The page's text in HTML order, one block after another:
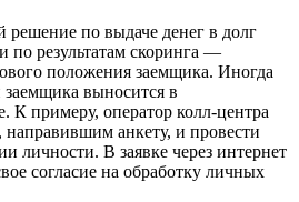
по выдаче денег в долг
по результатам скоринга —
положения заемщика. Иногда
выносится в
К примеру, оператор колл-центра
направившим анкету, и провести
личности. В заявке через интернет
согласие на обработку личных